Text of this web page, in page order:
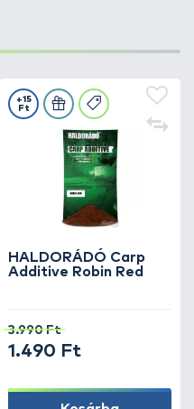
HALDORÁDÓ Carp
Additive Robin Red
+15
Ft
3.990 Ft
1.490 Ft